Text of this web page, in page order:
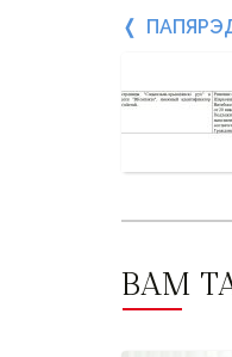
пост
і
пост
ВАМ